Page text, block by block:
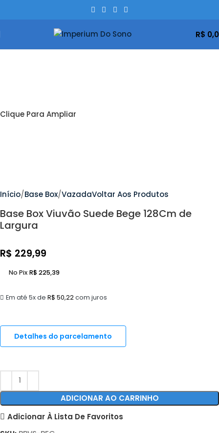
R$
Clique Para Ampliar
Início Base Box VazadaVoltar Aos Produtos
Base Box Viuvão Suede Bege 128Cm de
Largura
R$ 229,99
Em até 5x de R$ 50,22com juros
No Pix R$225,39
Detalhes do parcelamento
ADICIONAR AO CARRINHO
Adicionar À Lista De Favoritos